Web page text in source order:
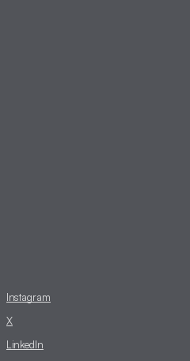
Instagram
X
LinkedIn